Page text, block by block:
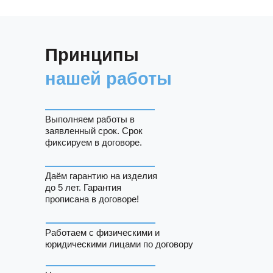
Принципы
нашей работы
Выполняем работы в
заявленный срок. Срок
фиксируем в договоре.
Даём гарантию на изделия
до 5 лет. Гарантия
прописана в договоре!
Работаем с физическими и
юридическими лицами по договору